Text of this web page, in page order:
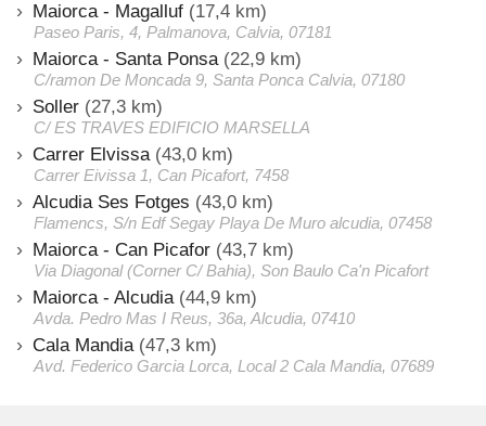
Maiorca - Magalluf (17,4 km)
Paseo Paris, 4, Palmanova, Calvia, 07181
Maiorca - Santa Ponsa(22,9 km)
C/ramon De Moncada 9, Santa Ponca Calvia, 07180
Soller (27,3 km)
C/ ES TRAVES EDIFICIO MARSELLA
Carrer Elvissa(43,0 km)
Carrer Eivissa 1, Can Picafort, 7458
Alcudia Ses Fotges (43,0 km)
Flamencs, S/n Edf Segay Playa De Muro alcudia, 07458
Maiorca - Can Picafor (43,7 km)
Via Diagonal (Corner C/ Bahia), Son Baulo Ca'n Picafort
Maiorca - Alcudia(44,9 km)
Avda. Pedro Mas I Reus, 36a, Alcudia, 07410
Cala Mandia(47,3 km)
Avd. Federico Garcia Lorca, Local 2 Cala Mandia, 07689